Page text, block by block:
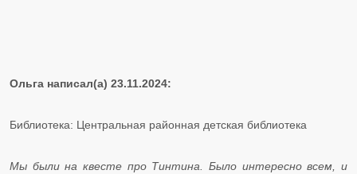
Ольга написал(а) 23.11.2024:
Библиотека: Центральная районная детская библиотека
Мы были на квесте про Тинтина. Было интересно всем, и